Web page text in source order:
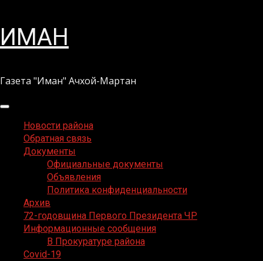
Перейти
кИМАН
Газета "Иман" Ачхой-Мартан
Основное
менюНовости района
Обратная связь
Документы
Официальные документы
Объявления
Политика конфиденциальности
Архив
72-годовщина Первого Президента ЧР
Информационные сообщения
В Прокуратуре района
Covid-19